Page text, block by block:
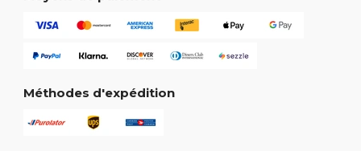
Méthodes d'expédition